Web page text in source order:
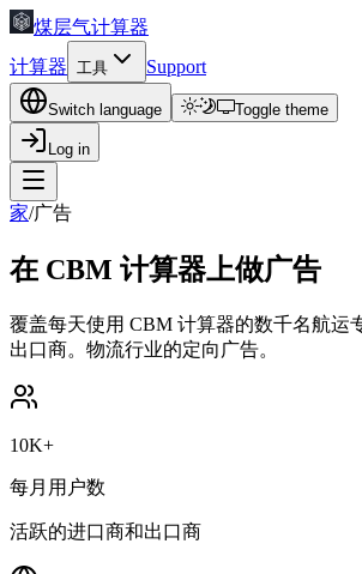
煤层气计算器
计算器 工具 Support
Switch language Toggle theme
Log in
家/广告
在 CBM 计算器上做广告
覆盖每天使用 CBM 计算器的数千名航运
出口商。物流行业的定向广告。
10K+
每月用户数
活跃的进口商和出口商